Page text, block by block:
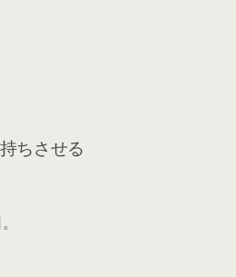
ちさせる